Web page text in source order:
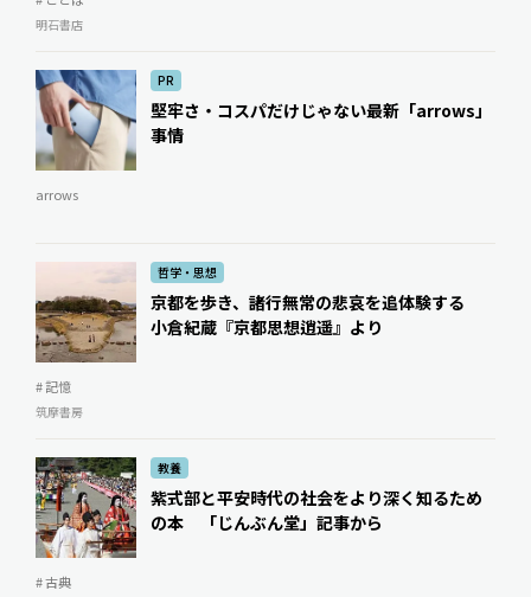
明石書店
PR
堅牢さ・コスパだけじゃない最新「arrows」
事情
arrows
哲学・思想
京都を歩き、諸行無常の悲哀を追体験する
小倉紀蔵『京都思想逍遥』より
# 記憶
筑摩書房
教養
紫式部と平安時代の社会をより深く知るため
の本 「じんぶん堂」記事から
# 古典